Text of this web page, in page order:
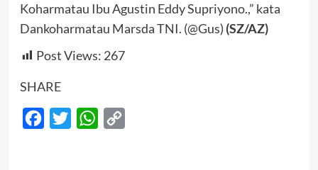
Koharmatau Ibu Agustin Eddy Supriyono.,” kata
Dankoharmatau Marsda TNI. (@Gus) (SZ/AZ)
Post Views: 267
SHARE
Facebook
Twitter WhatsApp